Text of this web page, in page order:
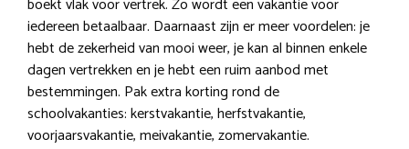
iedereen betaalbaar. Daarnaast zijn er meer voordelen: je
hebt de zekerheid van mooi weer, je kan al binnen enkele
dagen vertrekken en je hebt een ruim aanbod met
bestemmingen. Pak extra korting rond de
schoolvakanties: kerstvakantie, herfstvakantie,
voorjaarsvakantie, meivakantie, zomervakantie.